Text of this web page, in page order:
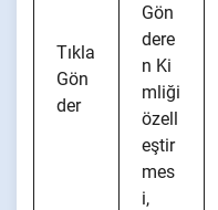
Tıkla
Gön
der
Gön
dere
n Ki
mliği
özell
eştir
mes
i,